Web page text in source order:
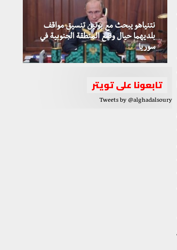
نتنياهو يبحث مع بوتين تنسيق مواقف
بلديهما حيال وضع المنطقة الجنوبية في
سوريا
تابعونا على تويتر
Tweets by @alghadalsoury